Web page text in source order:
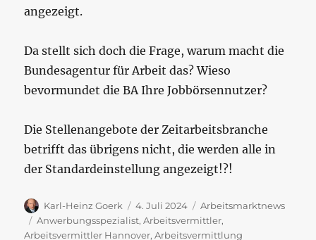
angezeigt.
Da stellt sich doch die Frage, warum macht die
Bundesagentur für Arbeit das? Wieso
bevormundet die BA Ihre Jobbörsennutzer?
Die Stellenangebote der Zeitarbeitsbranche
betrifft das übrigens nicht, die werden alle in
der Standardeinstellung angezeigt!?!
Autor
Karl-Heinz Goerk
Veröffentlicht
am
4. Juli 2024 Kategorien
Arbeitsmarktnews
Schlagwörter
Anwerbungsspezialist,Arbeitsvermittler,
Arbeitsvermittler Hannover,Arbeitsvermittlung